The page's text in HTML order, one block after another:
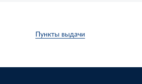
Пункты выдачи